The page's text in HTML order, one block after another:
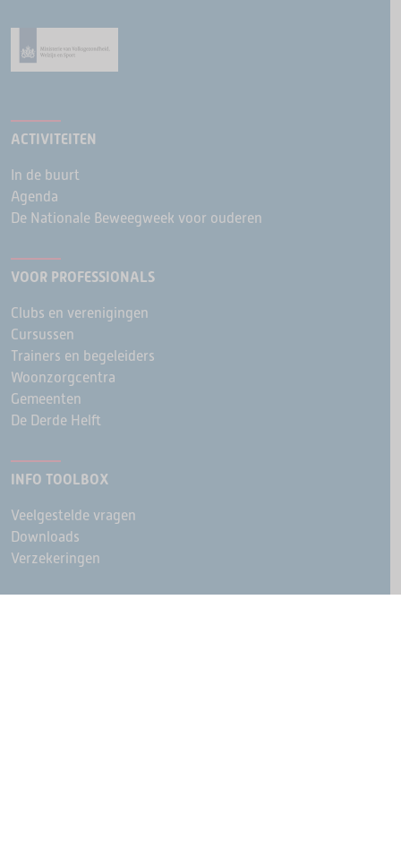
ACTIVITEITEN
In de buurt
Agenda
De Nationale Beweegweek voor ouderen
VOOR PROFESSIONALS
Clubs en verenigingen
Cursussen
Trainers en begeleiders
Woonzorgcentra
Gemeenten
De Derde Helft
INFO TOOLBOX
Veelgestelde vragen
Downloads
Verzekeringen